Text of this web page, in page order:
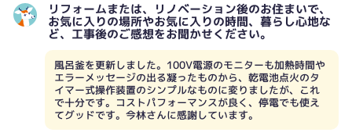
リフォームまたは、リノベーション後のお住まいで、
お気に入りの場所やお気に入りの時間、暮らし心地な
ど、工事後のご感想をお聞かせください。
風呂釜を更新しました。100V電源のモニターも加熱時間や
エラーメッセージの出る凝ったものから、乾電池点火のタ
イマー式操作装置のシンプルなものに変りましたが、これ
で十分です。コストパフォーマンスが良く、停電でも使え
てグッドです。今林さんに感謝しています。